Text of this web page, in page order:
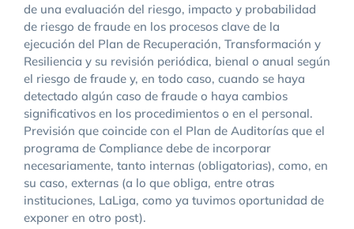
de una evaluación del riesgo, impacto y probabilidad
de riesgo de fraude en los procesos clave de la
ejecución del Plan de Recuperación, Transformación y
Resiliencia y su revisión periódica, bienal o anual según
el riesgo de fraude y, en todo caso, cuando se haya
detectado algún caso de fraude o haya cambios
significativos en los procedimientos o en el personal.
Previsión que coincide con el Plan de Auditorías que el
programa de Compliance debe de incorporar
necesariamente, tanto internas (obligatorias), como, en
su caso, externas (a lo que obliga, entre otras
instituciones, LaLiga, como ya tuvimos oportunidad de
exponer en otro post).